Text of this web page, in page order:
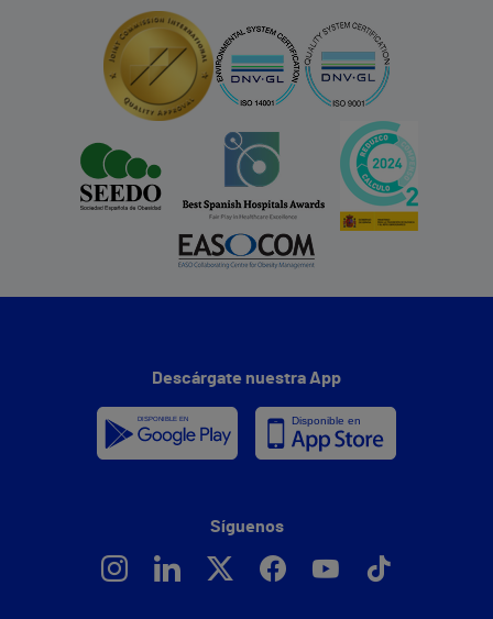
Descárgate nuestra App
Síguenos